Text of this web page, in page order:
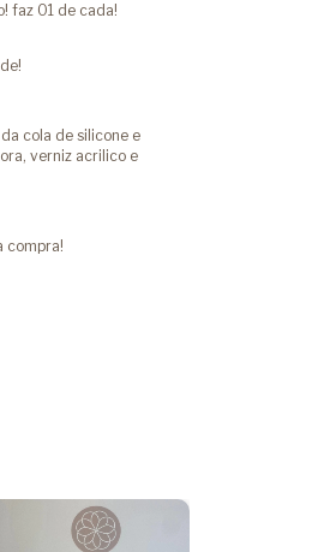
faz 01 de cada!
cola de silicone e
verniz acrilico e
compra!